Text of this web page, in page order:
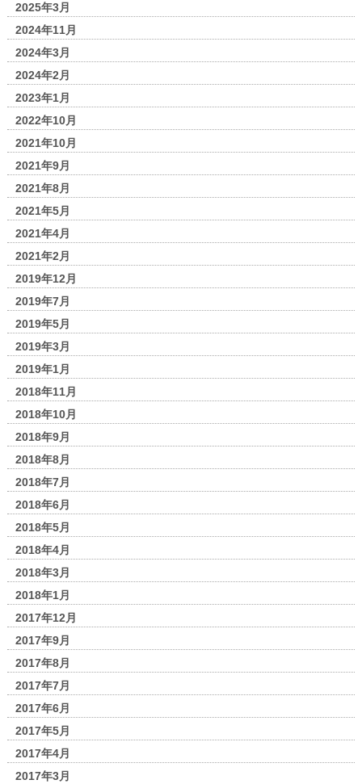
2025年3月
2024年11月
2024年3月
2024年2月
2023年1月
2022年10月
2021年10月
2021年9月
2021年8月
2021年5月
2021年4月
2021年2月
2019年12月
2019年7月
2019年5月
2019年3月
2019年1月
2018年11月
2018年10月
2018年9月
2018年8月
2018年7月
2018年6月
2018年5月
2018年4月
2018年3月
2018年1月
2017年12月
2017年9月
2017年8月
2017年7月
2017年6月
2017年5月
2017年4月
2017年3月